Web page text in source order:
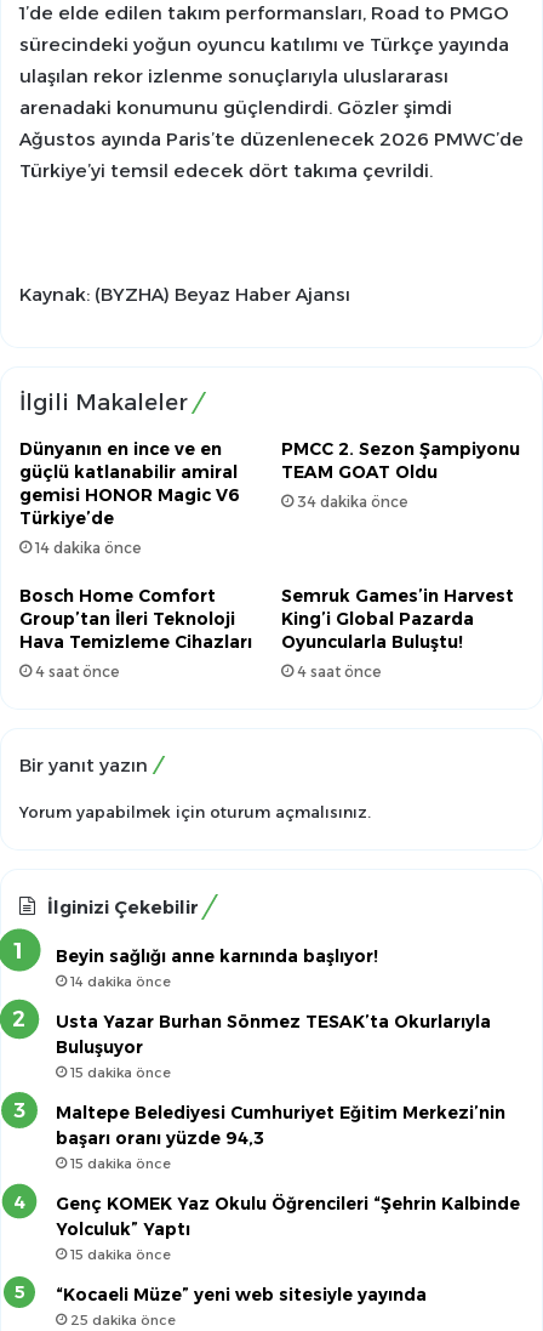
1’de elde edilen takım performansları, Road to PMGO
sürecindeki yoğun oyuncu katılımı ve Türkçe yayında
ulaşılan rekor izlenme sonuçlarıyla uluslararası
arenadaki konumunu güçlendirdi. Gözler şimdi
Ağustos ayında Paris’te düzenlenecek 2026 PMWC’de
Türkiye’yi temsil edecek dört takıma çevrildi.
Kaynak: (BYZHA) Beyaz Haber Ajansı
İlgili Makaleler
Dünyanın en ince ve en
güçlü katlanabilir amiral
gemisi HONOR Magic V6
Türkiye’de
14 dakika önce
PMCC 2. Sezon Şampiyonu
TEAM GOAT Oldu
34 dakika önce
Bosch Home Comfort
Group’tan İleri Teknoloji
Hava Temizleme Cihazları
4 saat önce
Semruk Games’in Harvest
King’i Global Pazarda
Oyuncularla Buluştu!
4 saat önce
Bir yanıt yazın
Yorum yapabilmek için oturum açmalısınız.
İlginizi Çekebilir
Beyin sağlığı anne karnında başlıyor!
14 dakika önce
Usta Yazar Burhan Sönmez TESAK’ta Okurlarıyla
Buluşuyor
15 dakika önce
Maltepe Belediyesi Cumhuriyet Eğitim Merkezi’nin
başarı oranı yüzde 94,3
15 dakika önce
Genç KOMEK Yaz Okulu Öğrencileri “Şehrin Kalbinde
Yolculuk” Yaptı
15 dakika önce
“Kocaeli Müze” yeni web sitesiyle yayında
25 dakika önce